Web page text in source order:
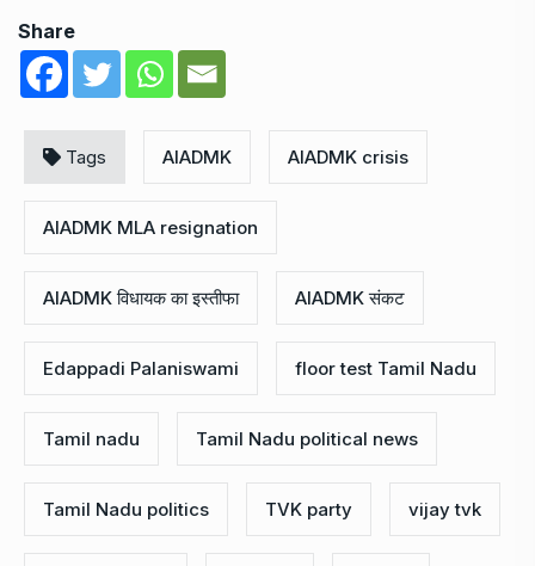
Share
Tags AIADMK AIADMK crisis
AIADMK MLA resignation
AIADMK विधायक का इस्तीफा AIADMK संकट
Edappadi Palaniswami floor test Tamil Nadu
Tamil nadu Tamil Nadu political news
Tamil Nadu politics TVK party vijay tvk